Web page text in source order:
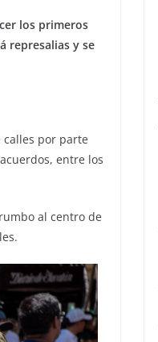
los primeros
represalias y se
calles por parte
entre los
al centro de